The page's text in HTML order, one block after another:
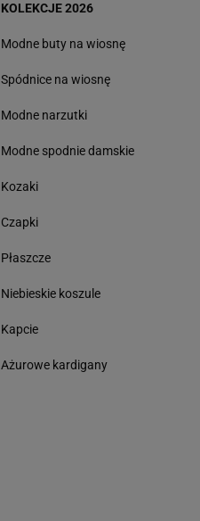
KOLEKCJE 2026
Modne buty na wiosnę
Spódnice na wiosnę
Modne narzutki
Modne spodnie damskie
Kozaki
Czapki
Płaszcze
Niebieskie koszule
Kapcie
Ażurowe kardigany